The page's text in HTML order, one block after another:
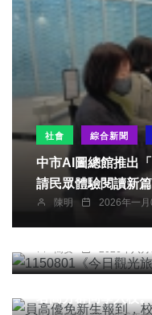
社會 綜合新聞
中市AI圖總館推出
請民眾體驗閱讀新
陳明 2026年一月
頭條 綜合新聞
1150801《今日觀
社會 綜合新聞
員高優免新生報到